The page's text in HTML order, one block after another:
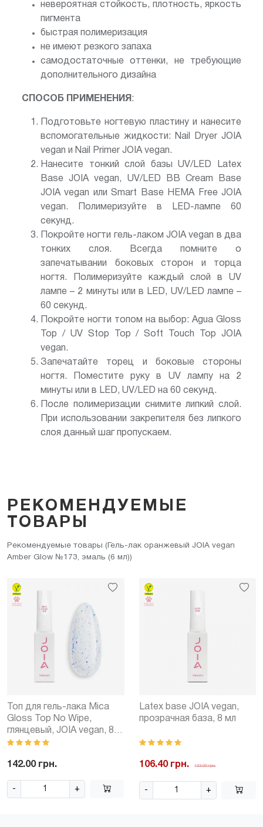
невероятная стойкость, плотность, яркость
пигмента
быстрая полимеризация
не имеют резкого запаха
самодостаточные оттенки, не требующие
дополнительного дизайна
СПОСОБ ПРИМЕНЕНИЯ :
Подготовьте ногтевую пластину и нанесите
вспомогательные жидкости: Nail Dryer JOIA
vegan и Nail Primer JOIA vegan.
Нанесите тонкий слой базы UV/LED Latex
Base JOIA vegan, UV/LED BB Cream Base
JOIA vegan или Smart Base HEMA Free JOIA
vegan. Полимеризуйте в LED-лампе 60
секунд.
Покройте ногти гель-лаком JOIA vegan в два
тонких слоя. Всегда помните о
запечатывании боковых сторон и торца
ногтя. Полимеризуйте каждый слой в UV
лампе – 2 минуты или в LED, UV/LED лампе –
60 секунд.
Покройте ногти топом на выбор: Agua Gloss
Top / UV Stop Top / Soft Touch Top JOIA
vegan.
Запечатайте торец и боковые стороны
ногтя. Поместите руку в UV лампу на 2
минуты или в LED, UV/LED на 60 секунд.
После полимеризации снимите липкий слой.
При использовании закрепителя без липкого
слоя данный шаг пропускаем.
РЕКОМЕНДУЕМЫЕ
ТОВАРЫ
Рекомендуемые товары (Гель-лак оранжевый JOIA vegan
Amber Glow №173, эмаль (6 мл))
Топ для гель-лака Mica
Gloss Top No Wipe,
глянцевый, JOIA vegan, 8
мл
142.00 грн.
- +
Latex base JOIA vegan,
прозрачная база, 8 мл
106.40 грн. 133.00 грн.
- +